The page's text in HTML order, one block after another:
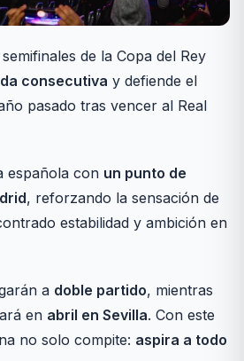
de la Copa del Rey
consecutiva y defiende el
pasado tras vencer al Real
española con un punto de
, reforzando la sensación de
estabilidad y ambición en
a doble partido, mientras
en abril en Sevilla. Con este
no solo compite: aspira a todo